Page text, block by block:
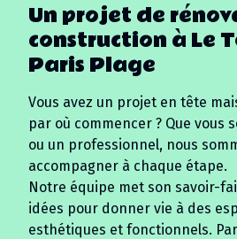
Un projet de
construction à Le
Paris Plage
Vous avez un projet en tête
par où commencer ? Que vous
ou un professionnel, nous
accompagner à chaque étape.
Notre équipe met son savoir-
idées pour donner vie à des
esthétiques et fonctionnels.